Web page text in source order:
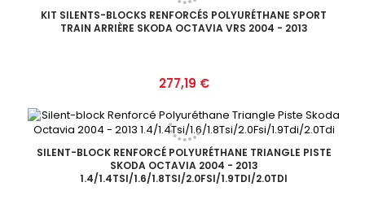
KIT SILENTS-BLOCKS RENFORCÉS POLYURÉTHANE SPORT
TRAIN ARRIÈRE SKODA OCTAVIA VRS 2004 - 2013
Prix
277,19 €
SILENT-BLOCK RENFORCÉ POLYURÉTHANE TRIANGLE PISTE
SKODA OCTAVIA 2004 - 2013
1.4/1.4TSI/1.6/1.8TSI/2.0FSI/1.9TDI/2.0TDI